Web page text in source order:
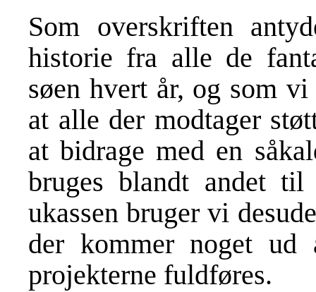
Som overskriften
historie fra alle de
søen hvert år, og som
at alle der modtager
at bidrage med en
bruges blandt andet
ukassen bruger vi
der kommer noget
projekterne fuldføres.